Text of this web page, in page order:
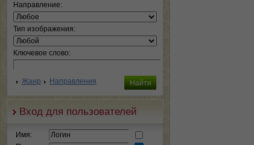
Направление:
Тип изображения:
Ключевое слово:
Жанр Направления
Вход для пользователей
Имя: